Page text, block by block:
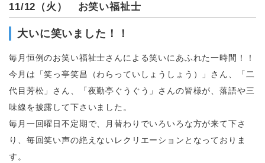
11/12（火） お笑い福祉士
大いに笑いました！！
毎月恒例のお笑い福祉士さんによる笑いにあふれた一時間！！
今月は「笑っ亭笑昌（わらっていしょうしょう）」さん、「二
代目芳松」さん、「夜勤亭ぐうぐう」さんの皆様が、落語や三
味線を披露して下さいました。
毎月一回曜日不定期で、月替わりでいろいろな方が来て下さ
り、毎回笑い声の絶えないレクリエーションとなっておりま
す。